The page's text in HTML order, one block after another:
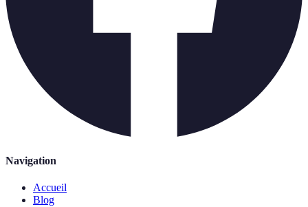
Navigation
Accueil
Blog